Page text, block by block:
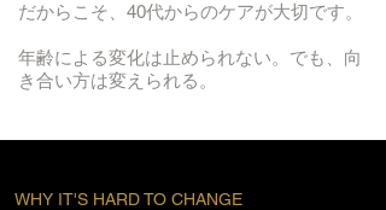
だからこそ、40代からのケアが大切です。
年齢による変化は止められない。でも、向
き合い方は変えられる。
WHY IT'S HARD TO CHANGE